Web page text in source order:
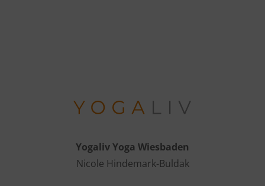
Yogaliv Yoga Wiesbaden
Nicole Hindemark-Buldak